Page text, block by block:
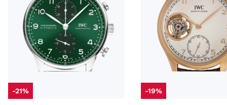
-21% -19%